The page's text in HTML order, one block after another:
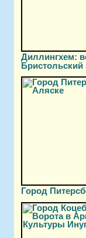
Диллингхем:
Город